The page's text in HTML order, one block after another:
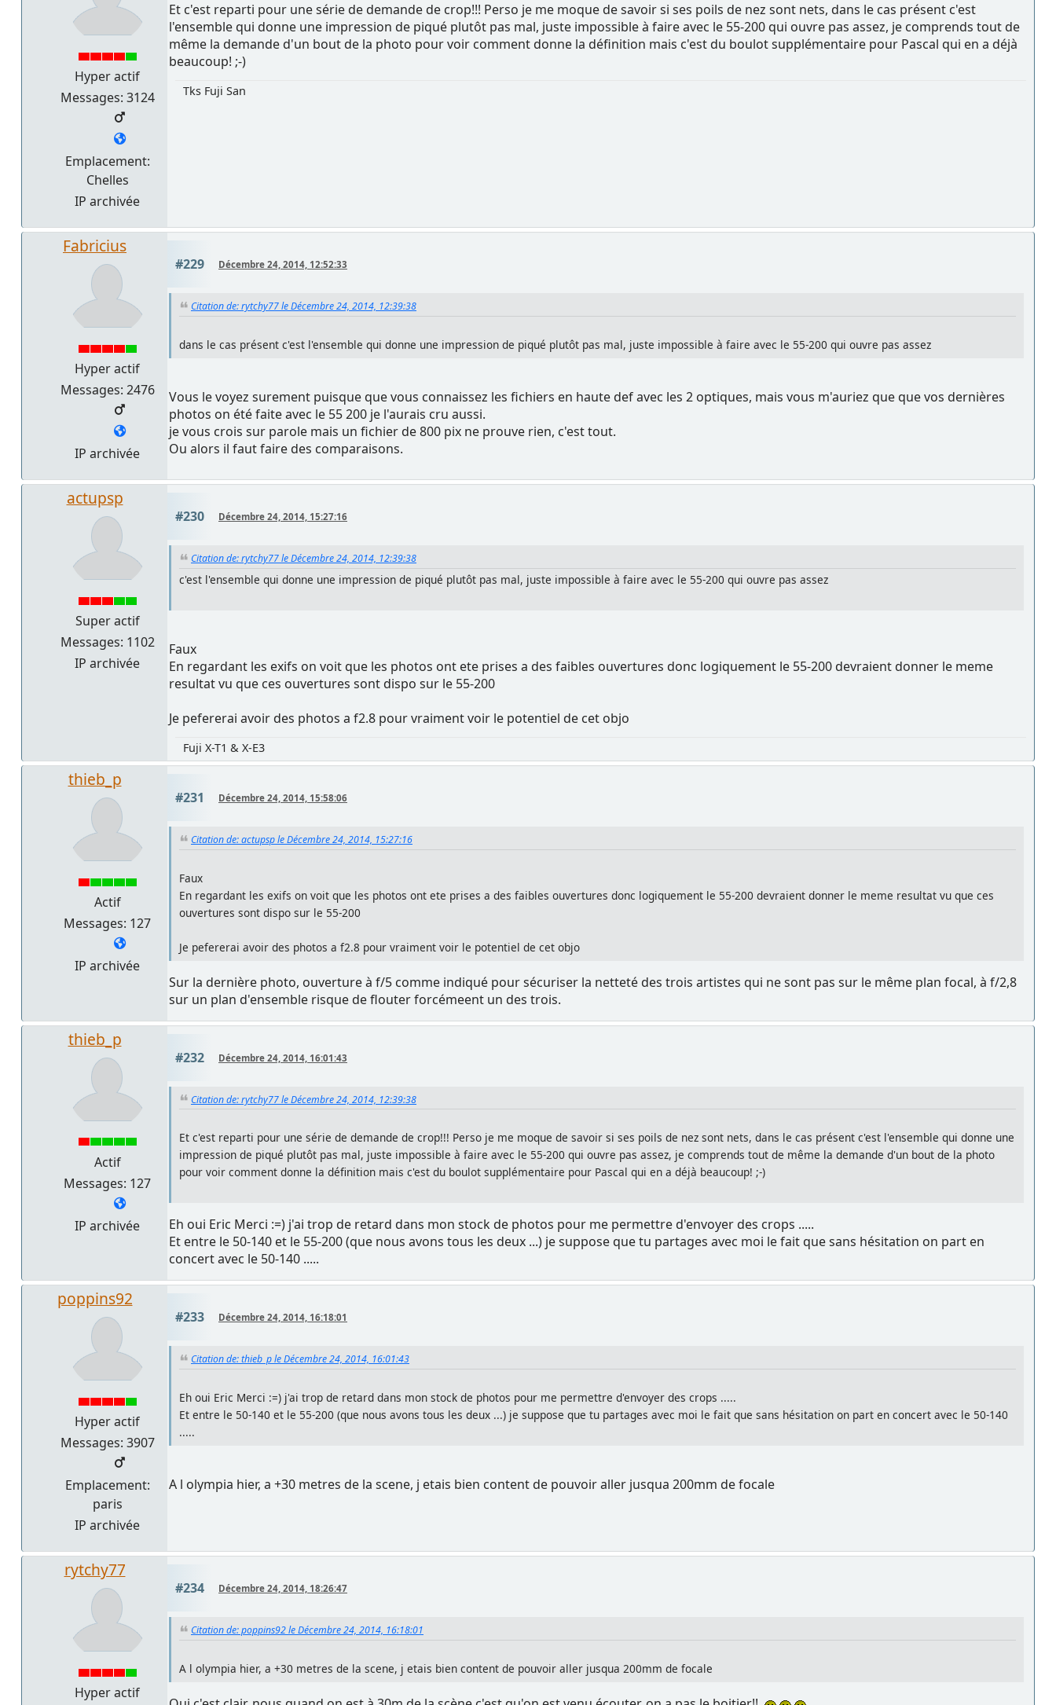
Hyper actif
Messages: 3124
Emplacement:
Chelles
IP archivée
Et c'est reparti pour une série de demande de crop!!! Perso je me moque de savoir si ses poils de nez sont nets, dans le cas présent c'est
l'ensemble qui donne une impression de piqué plutôt pas mal, juste impossible à faire avec le 55-200 qui ouvre pas assez, je comprends tout de
même la demande d'un bout de la photo pour voir comment donne la définition mais c'est du boulot supplémentaire pour Pascal qui en a déjà
beaucoup! ;-)
Tks Fuji San
Fabricius
Hyper actif
Messages: 2476
IP archivée
#229 Décembre 24, 2014, 12:52:33
Citation de: rytchy77 le Décembre 24, 2014, 12:39:38
dans le cas présent c'est l'ensemble qui donne une impression de piqué plutôt pas mal, juste impossible à faire avec le 55-200 qui ouvre pas assez
Vous le voyez surement puisque que vous connaissez les fichiers en haute def avec les 2 optiques, mais vous m'auriez que que vos dernières
photos on été faite avec le 55 200 je l'aurais cru aussi.
je vous crois sur parole mais un fichier de 800 pix ne prouve rien, c'est tout.
Ou alors il faut faire des comparaisons.
actupsp
Super actif
Messages: 1102
IP archivée
#230 Décembre 24, 2014, 15:27:16
Citation de: rytchy77 le Décembre 24, 2014, 12:39:38
c'est l'ensemble qui donne une impression de piqué plutôt pas mal, juste impossible à faire avec le 55-200 qui ouvre pas assez
Faux
En regardant les exifs on voit que les photos ont ete prises a des faibles ouvertures donc logiquement le 55-200 devraient donner le meme
resultat vu que ces ouvertures sont dispo sur le 55-200
Je pefererai avoir des photos a f2.8 pour vraiment voir le potentiel de cet objo
Fuji X-T1 & X-E3
thieb_p
Actif
Messages: 127
IP archivée
#231 Décembre 24, 2014, 15:58:06
Citation de: actupsp le Décembre 24, 2014, 15:27:16
Faux
En regardant les exifs on voit que les photos ont ete prises a des faibles ouvertures donc logiquement le 55-200 devraient donner le meme resultat vu que ces
ouvertures sont dispo sur le 55-200
Je pefererai avoir des photos a f2.8 pour vraiment voir le potentiel de cet objo
Sur la dernière photo, ouverture à f/5 comme indiqué pour sécuriser la netteté des trois artistes qui ne sont pas sur le même plan focal, à f/2,8
sur un plan d'ensemble risque de flouter forcémeent un des trois.
thieb_p
Actif
Messages: 127
IP archivée
#232 Décembre 24, 2014, 16:01:43
Citation de: rytchy77 le Décembre 24, 2014, 12:39:38
Et c'est reparti pour une série de demande de crop!!! Perso je me moque de savoir si ses poils de nez sont nets, dans le cas présent c'est l'ensemble qui donne une
impression de piqué plutôt pas mal, juste impossible à faire avec le 55-200 qui ouvre pas assez, je comprends tout de même la demande d'un bout de la photo
pour voir comment donne la définition mais c'est du boulot supplémentaire pour Pascal qui en a déjà beaucoup! ;-)
Eh oui Eric Merci :=) j'ai trop de retard dans mon stock de photos pour me permettre d'envoyer des crops .....
Et entre le 50-140 et le 55-200 (que nous avons tous les deux ...) je suppose que tu partages avec moi le fait que sans hésitation on part en
concert avec le 50-140 .....
poppins92
Hyper actif
Messages: 3907
Emplacement:
paris
IP archivée
#233 Décembre 24, 2014, 16:18:01
Citation de: thieb_p le Décembre 24, 2014, 16:01:43
Eh oui Eric Merci :=) j'ai trop de retard dans mon stock de photos pour me permettre d'envoyer des crops .....
Et entre le 50-140 et le 55-200 (que nous avons tous les deux ...) je suppose que tu partages avec moi le fait que sans hésitation on part en concert avec le 50-140
.....
A l olympia hier, a +30 metres de la scene, j etais bien content de pouvoir aller jusqua 200mm de focale
rytchy77
Hyper actif
#234 Décembre 24, 2014, 18:26:47
Citation de: poppins92 le Décembre 24, 2014, 16:18:01
A l olympia hier, a +30 metres de la scene, j etais bien content de pouvoir aller jusqua 200mm de focale